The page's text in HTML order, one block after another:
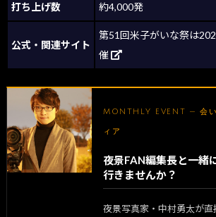
打ち上げ数 約4,000発
公式・関連サイト
第51回米子がいな祭は
催
MONTHLY EVENT — 会い
ィア
夜景FAN編集長と一緒
行きませんか？
夜景写真家・中村勇太が